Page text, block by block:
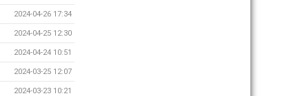
2024-04-26 17:34
2024-04-25 12:30
2024-04-24 10:51
2024-03-25 12:07
2024-03-23 10:21